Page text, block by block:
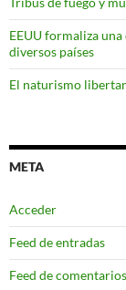
EEUU formaliza
diversos países
El naturismo
META
Acceder
Feed de entradas
Feed de comentarios